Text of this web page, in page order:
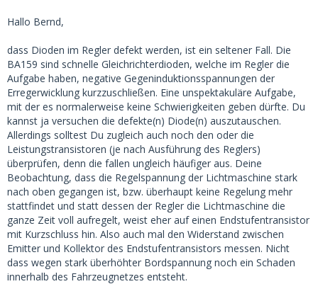
Hallo Bernd,
dass Dioden im Regler defekt werden, ist ein seltener Fall. Die
BA159 sind schnelle Gleichrichterdioden, welche im Regler die
Aufgabe haben, negative Gegeninduktionsspannungen der
Erregerwicklung kurzzuschließen. Eine unspektakuläre Aufgabe,
mit der es normalerweise keine Schwierigkeiten geben dürfte. Du
kannst ja versuchen die defekte(n) Diode(n) auszutauschen.
Allerdings solltest Du zugleich auch noch den oder die
Leistungstransistoren (je nach Ausführung des Reglers)
überprüfen, denn die fallen ungleich häufiger aus. Deine
Beobachtung, dass die Regelspannung der Lichtmaschine stark
nach oben gegangen ist, bzw. überhaupt keine Regelung mehr
stattfindet und statt dessen der Regler die Lichtmaschine die
ganze Zeit voll aufregelt, weist eher auf einen Endstufentransistor
mit Kurzschluss hin. Also auch mal den Widerstand zwischen
Emitter und Kollektor des Endstufentransistors messen. Nicht
dass wegen stark überhöhter Bordspannung noch ein Schaden
innerhalb des Fahrzeugnetzes entsteht.